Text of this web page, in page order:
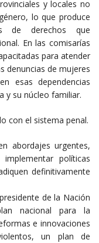
y locales no
lo que produce
de derechos que
En las comisarías
para atender
denuncias de mujeres
esas dependencias
y su núcleo familiar.
con el sistema penal.
abordajes urgentes,
políticas
definitivamente
de la Nación
nacional para la
e innovaciones
un plan de